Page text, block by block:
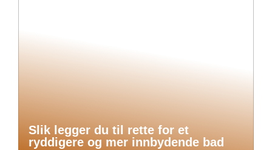
Slik legger du til rette for et
ryddigere og mer innbydende bad